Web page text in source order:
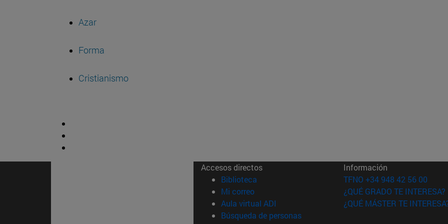
Azar
Forma
Cristianismo
Accesos directos
Biblioteca (abre en nueva ventana)
Mi correo(abre en nueva ventana)
Aula virtual ADI (abre en nueva ventana)
Búsqueda de personas(abre en nueva ventana)
Información
TFNO +34 948 42 56 00
¿QUÉ GRADO TE INTERESA?
¿QUÉ MÁSTER TE